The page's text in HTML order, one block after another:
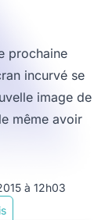
prochaine
incurvé se
image de
même avoir
à 12h03